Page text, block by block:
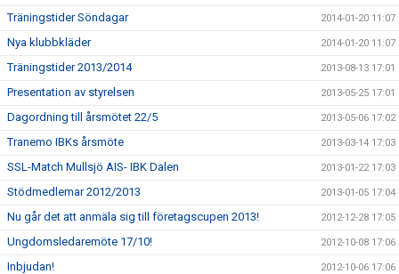
Träningstider Söndagar 2014-01-20 11:07
Nya klubbkläder 2014-01-20 11:07
Träningstider 2013/2014 2013-08-13 17:01
Presentation av styrelsen 2013-05-25 17:01
Dagordning till årsmötet 22/5 2013-05-06 17:02
Tranemo IBKs årsmöte 2013-03-14 17:03
SSL-Match Mullsjö AIS- IBK Dalen 2013-01-22 17:03
Stödmedlemar 2012/2013 2013-01-05 17:04
Nu går det att anmäla sig till företagscupen 2013! 2012-12-28 17:05
Ungdomsledaremöte 17/10! 2012-10-08 17:06
Inbjudan! 2012-10-06 17:06